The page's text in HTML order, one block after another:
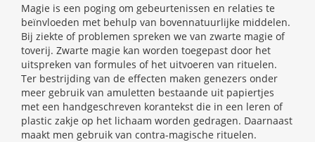
Magie is een poging om gebeurtenissen en relaties te
beïnvloeden met behulp van bovennatuurlijke middelen.
Bij ziekte of problemen spreken we van zwarte magie of
toverij. Zwarte magie kan worden toegepast door het
uitspreken van formules of het uitvoeren van rituelen.
Ter bestrijding van de effecten maken genezers onder
meer gebruik van amuletten bestaande uit papiertjes
met een handgeschreven korantekst die in een leren of
plastic zakje op het lichaam worden gedragen. Daarnaast
maakt men gebruik van contra-magische rituelen.